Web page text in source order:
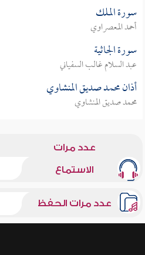
سورة الملك
أحمد المعصراوي
سورة الجاثية
عبد السلام غالب السفياني
أذان محمد صديق المنشاوي
محمد صديق المنشاوي
عدد مرات
الاستماع
عدد مرات الحفظ